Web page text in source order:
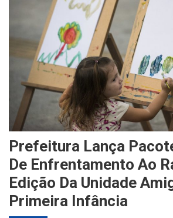
Prefeitura Lança
De Enfrentamento Ao
Edição Da Unidade
Primeira Infância